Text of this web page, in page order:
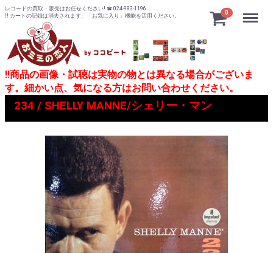
レコードの買取・販売はお任せください! ☎ 024-983-1196
!! カートの記録は消去されます、「お気に入り」機能を活用ください。
0 Menu
!!商品の画像・試聴は実物の物とは異なる場合がございま
す。細かい点、気になる方はお問い合わせください。
234 / SHELLY MANNE/シェリー・マン